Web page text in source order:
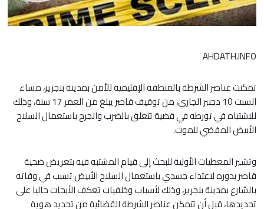
AHDATH.INFO
تمكنت عناصر الشرطة بالمنطقة الإقليمية للأمن بمدينة بنجرير، مساء
السبت 10 دجنبر الجاري، من توقيف قاصر يبلغ من العمر 17 سنة، وذلك
للاشتباه في تورطه في قضية تتعلق بالضرب والجرح باستعمال السلاح
الأبيض المفضي للموت.
وتشير المعطيات الأولية للبحث إلى قيام المشتبه فيه بتعريض ضحية
قاصر بدوره لاعتداء جسدي باستعمال السلاح الأبيض تسبب في وفاته
بالشارع بمدينة بنجرير، وذلك لأسباب وخلفيات تعكف الأبحاث حاليا على
تحديدها، قبل أن تتمكن عناصر الشرطة القضائية من تحديد هوية